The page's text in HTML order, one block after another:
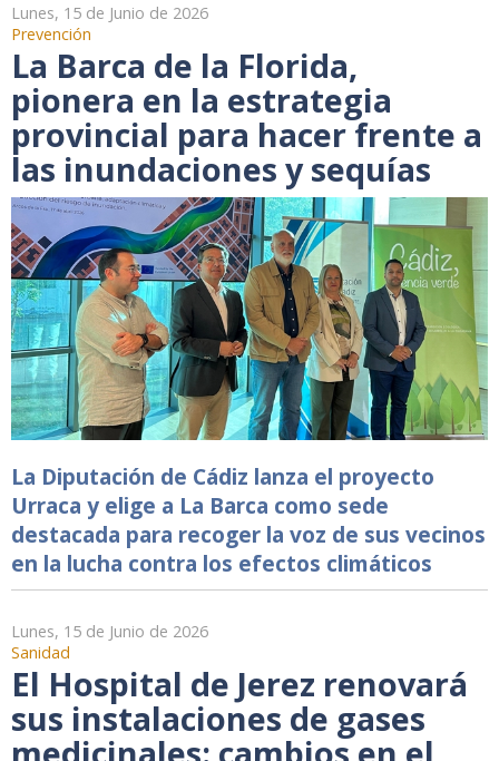
Lunes, 15 de Junio de 2026
Prevención
La Barca de la Florida,
pionera en la estrategia
provincial para hacer frente a
las inundaciones y sequías
La Diputación de Cádiz lanza el proyecto
Urraca y elige a La Barca como sede
destacada para recoger la voz de sus vecinos
en la lucha contra los efectos climáticos
Lunes, 15 de Junio de 2026
Sanidad
El Hospital de Jerez renovará
sus instalaciones de gases